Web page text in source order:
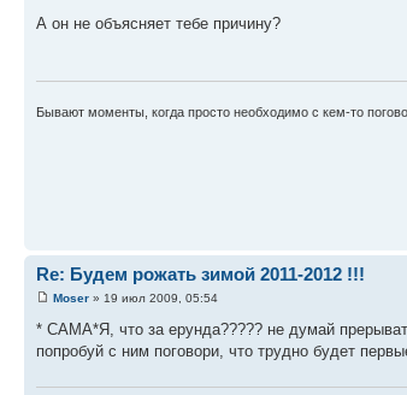
А он не объясняет тебе причину?
Бывают моменты, когда просто необходимо с кем-то
Re: Будем рожать зимой 2011-2012 !!!
Moser » 19 июл 2009, 05:54
* САМА*Я, что за ерунда????? не думай
попробуй с ним поговори, что трудно будет